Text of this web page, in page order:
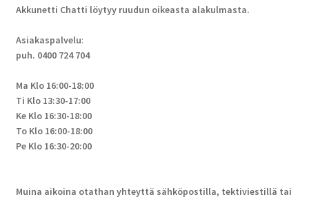
Akkunetti Chatti löytyy ruudun oikeasta alakulmasta.
Asiakaspalvelu:
puh. 0400 724 704
Ma Klo 16:00-18:00
Ti Klo 13:30-17:00
Ke Klo 16:30-18:00
To Klo 16:00-18:00
Pe Klo 16:30-20:00
Muina aikoina otathan yhteyttä sähköpostilla, tektiviestillä tai